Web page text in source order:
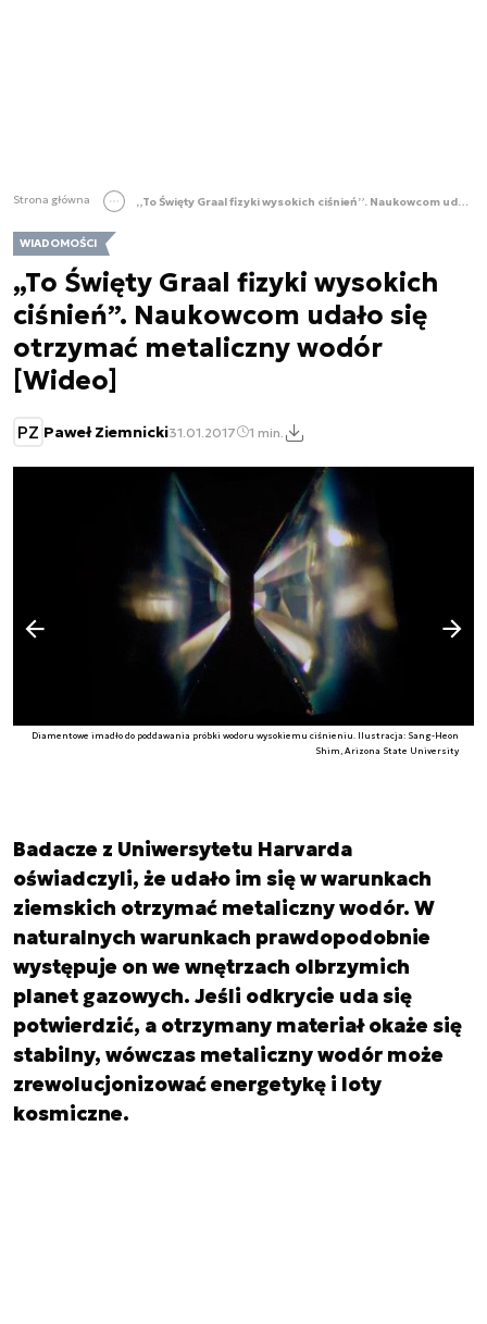
Strona główna „To Święty Graal fizyki wysokich ciśnień”. Naukowcom udało się otrzymać metaliczny wodór [Wideo]
WIADOMOŚCI
„To Święty Graal fizyki wysokich
ciśnień”. Naukowcom udało się
otrzymać metaliczny wodór
[Wideo]
PZ Paweł Ziemnicki31.01.2017 1 min.
Diamentowe imadło do poddawania próbki wodoru wysokiemu ciśnieniu. Ilustracja: Sang-Heon
Shim, Arizona State University
Poprzedni slajd
Następny slajd
Badacze z Uniwersytetu Harvarda
oświadczyli, że udało im się w warunkach
ziemskich otrzymać metaliczny wodór. W
naturalnych warunkach prawdopodobnie
występuje on we wnętrzach olbrzymich
planet gazowych. Jeśli odkrycie uda się
potwierdzić, a otrzymany materiał okaże się
stabilny, wówczas metaliczny wodór może
zrewolucjonizować energetykę i loty
kosmiczne.